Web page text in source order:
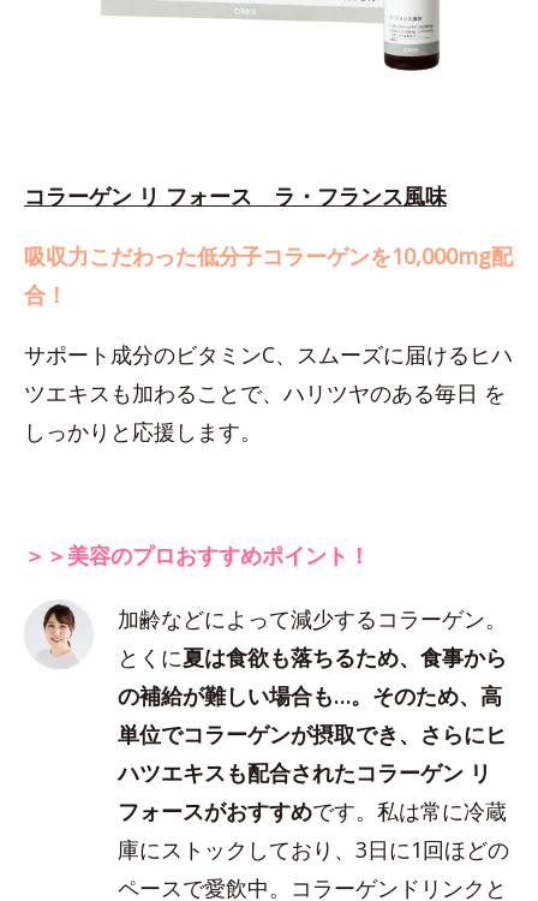
コラーゲン リ フォース ラ・フランス風味
吸収力こだわった低分子コラーゲンを10,000mg配
合！
サポート成分のビタミンC、スムーズに届けるヒハ
ツエキスも加わることで、ハリツヤのある毎日 を
しっかりと応援します。
＞＞美容のプロおすすめポイント！
加齢などによって減少するコラーゲン。
とくに夏は食欲も落ちるため、食事から
の補給が難しい場合も…。そのため、高
単位でコラーゲンが摂取でき、さらにヒ
ハツエキスも配合されたコラーゲン リ
フォースがおすすめです。私は常に冷蔵
庫にストックしており、3日に1回ほどの
ペースで愛飲中。コラーゲンドリンクと